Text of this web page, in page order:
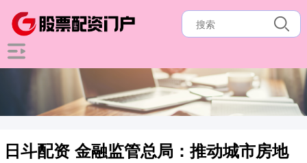
日斗配资 金融监管总局：推动城市房地